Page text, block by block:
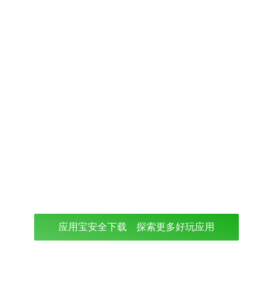
应用宝安全下载 探索更多好玩应用